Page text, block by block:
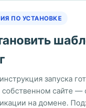
ПО УСТАНОВКЕ
запуска
сайте —
на домене.